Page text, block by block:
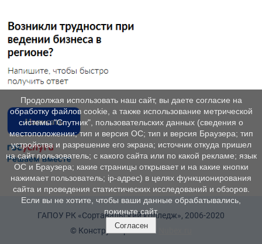
ГАПОУ РК «Сортавальский колледж», 2006-2020
© Конструктор сайтов
Продолжая использовать наш сайт, вы даете согласие на
обработку файлов cookie, а также использование метрической
системы "Спутник", пользовательских данных (сведения о
местоположении; тип и версия ОС; тип и версия Браузера; тип
устройства и разрешение его экрана; источник откуда пришел
на сайт пользователь; с какого сайта или по какой рекламе; язык
ОС и Браузера; какие страницы открывает и на какие кнопки
нажимает пользователь; ip-адрес) в целях функционирования
сайта и проведения статистических исследований и обзоров.
Если вы не хотите, чтобы ваши данные обрабатывались,
покиньте сайт.
Согласен